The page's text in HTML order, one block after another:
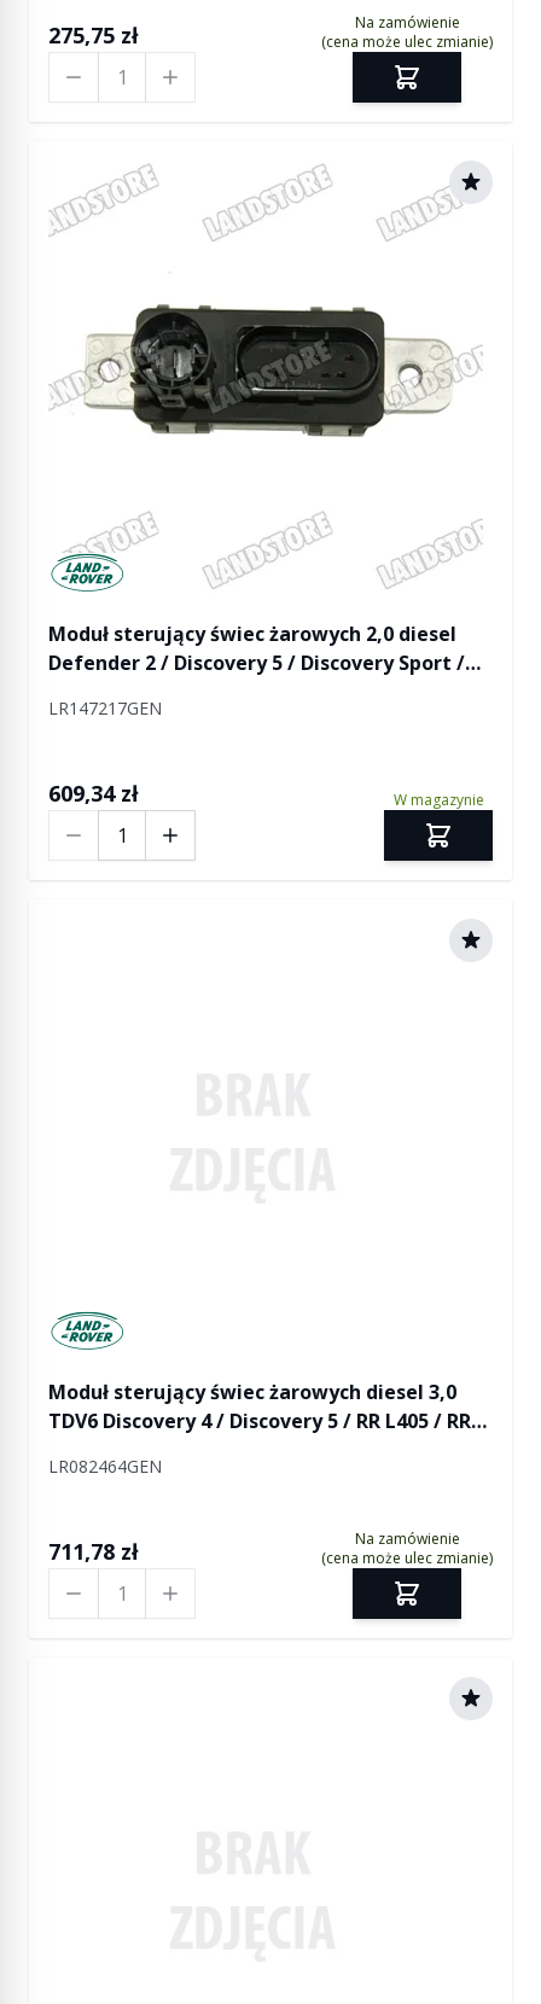
275,75 zł
Na zamówienie
(cena może ulec zmianie)
Manufactured by Land rover
Moduł sterujący świec żarowych 2,0 diesel
Defender 2 / Discovery 5 / Discovery Sport /
RR Velar
LR147217GEN
609,34 zł W magazynie
Manufactured by Land rover
Moduł sterujący świec żarowych diesel 3,0
TDV6 Discovery 4 / Discovery 5 / RR L405 / RR
LR082464GEN
711,78 zł
Na zamówienie
(cena może ulec zmianie)